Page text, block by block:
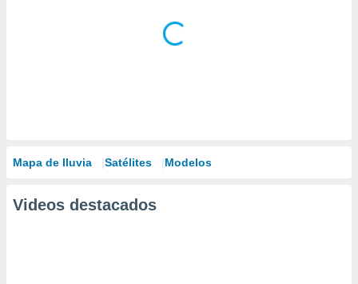
Mapa de lluvia Satélites Modelos
Videos destacados